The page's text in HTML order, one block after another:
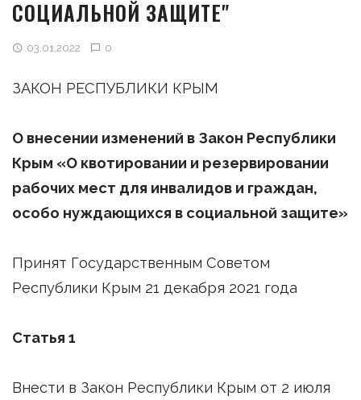
СОЦИАЛЬНОЙ ЗАЩИТЕ"
03.01.2022 0
ЗАКОН РЕСПУБЛИКИ КРЫМ
О внесении изменений в Закон Республики
Крым «О квотировании и резервировании
рабочих мест для инвалидов и граждан,
особо нуждающихся в социальной защите»
Принят Государственным Советом
Республики Крым 21 декабря 2021 года
Статья 1
Внести в Закон Республики Крым от 2 июля